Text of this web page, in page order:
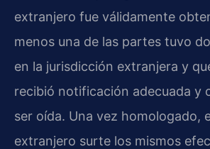
extranjero fue válidamente
menos una de las partes tuvo
en la jurisdicción extranjera y
recibió notificación adecuada y
ser oída. Una vez homologado,
extranjero surte los mismos